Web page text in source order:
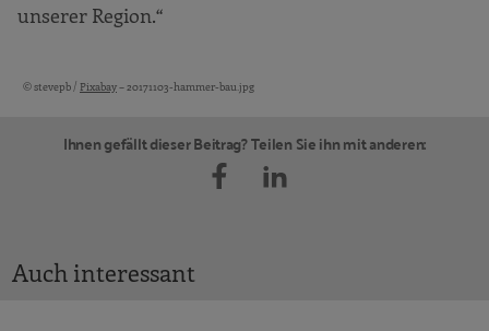
unserer Region.“
Bildquellen und Copyright-Hinweise
© stevepb / Pixabay– 20171103-hammer-bau.jpg
Ihnen gefällt dieser Beitrag? Teilen Sie ihn mit anderen:
Auch interessant